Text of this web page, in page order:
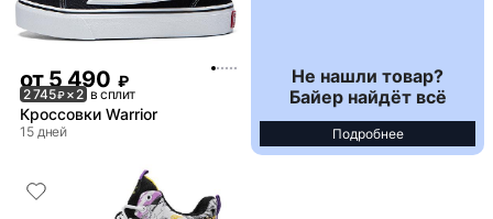
от 5 490 ₽
2 745₽× 2 в сплит
Кроссовки Warrior
15 дней
Не нашли товар?
Байер найдёт всё
Подробнее